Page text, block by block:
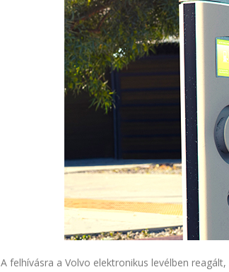
A felhívásra a Volvo elektronikus levélben